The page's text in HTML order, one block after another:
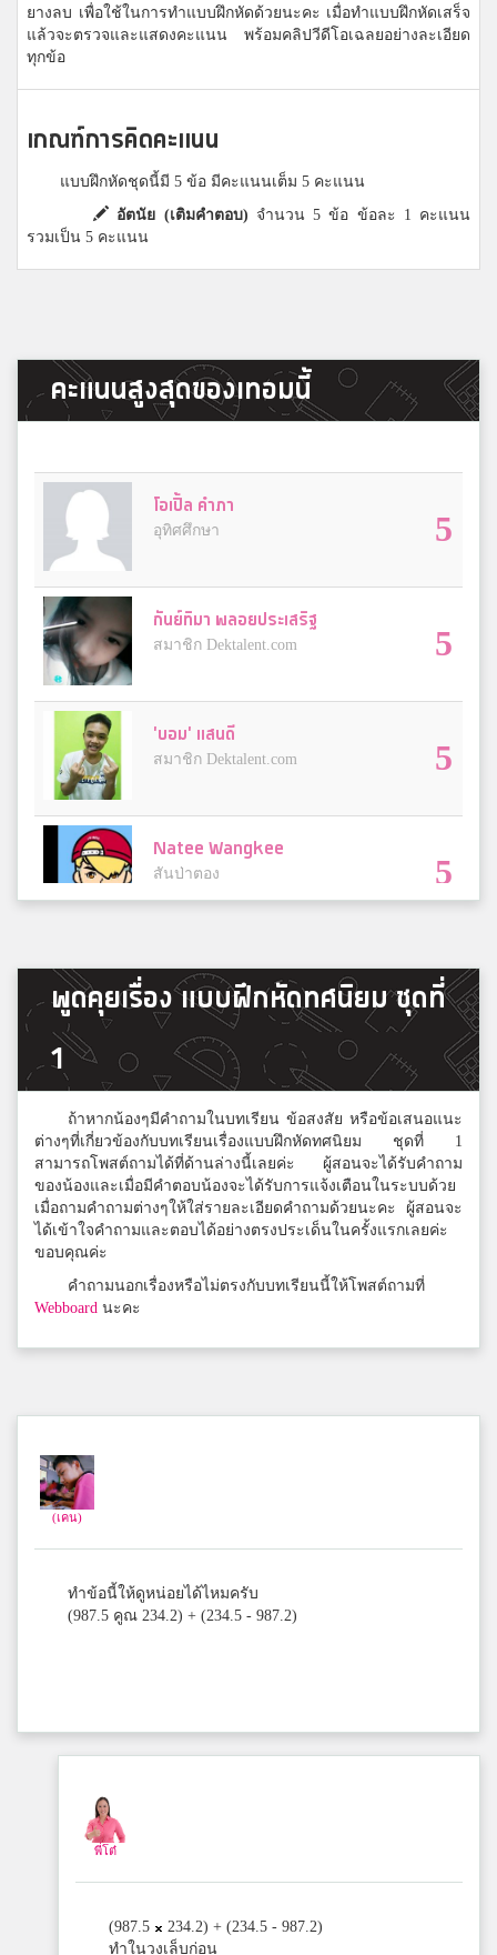
ยางลบ เพื่อใช้ในการทำแบบฝึกหัดด้วยนะคะ เมื่อทำแบบฝึกหัดเสร็จ
แล้วจะตรวจและแสดงคะแนน พร้อมคลิปวีดีโอเฉลยอย่างละเอียด
ทุกข้อ
เกณฑ์การคิดคะแนน
แบบฝึกหัดชุดนี้มี 5 ข้อ มีคะแนนเต็ม 5 คะแนน
อัตนัย (เติมคำตอบ) จำนวน 5 ข้อ ข้อละ 1 คะแนน
รวมเป็น 5 คะแนน
คะแนนสูงสุดของเทอมนี้
โอเปิ้ล คำภา
อุทิศศึกษา 5
กันย์ทิมา พลอยประเสริฐ
สมาชิก Dektalent.com 5
'บอม' แสนดี
สมาชิก Dektalent.com 5
Natee Wangkee
สันป่าตอง 5
มิกซ์
สมุทรสาครวิทยาลัย 5
ฟ้า
5
zxcv
zxcvbedtfzR 5
Siripen Suksawat
5
Aut
Phanwasa Cheunram
พูดคุยเรื่อง แบบฝึกหัดทศนิยม ชุดที่
1
ถ้าหากน้องๆมีคำถามในบทเรียน ข้อสงสัย หรือข้อเสนอแนะ
ต่างๆที่เกี่ยวข้องกับบทเรียนเรื่องแบบฝึกหัดทศนิยม ชุดที่ 1
สามารถโพสต์ถามได้ที่ด้านล่างนี้เลยค่ะ ผู้สอนจะได้รับคำถาม
ของน้องและเมื่อมีคำตอบน้องจะได้รับการแจ้งเตือนในระบบด้วย
เมื่อถามคำถามต่างๆให้ใส่รายละเอียดคำถามด้วยนะคะ ผู้สอนจะ
ได้เข้าใจคำถามและตอบได้อย่างตรงประเด็นในครั้งแรกเลยค่ะ
ขอบคุณค่ะ
คำถามนอกเรื่องหรือไม่ตรงกับบทเรียนนี้ให้โพสต์ถามที่
Webboard นะคะ
(เคน)
ทำข้อนี้ให้ดูหน่อยได้ไหมครับ
(987.5 คูณ 234.2) + (234.5 - 987.2)
พี่โต๋
(987.5
234.2) + (234.5 - 987.2)
ทำในวงเล็บก่อน